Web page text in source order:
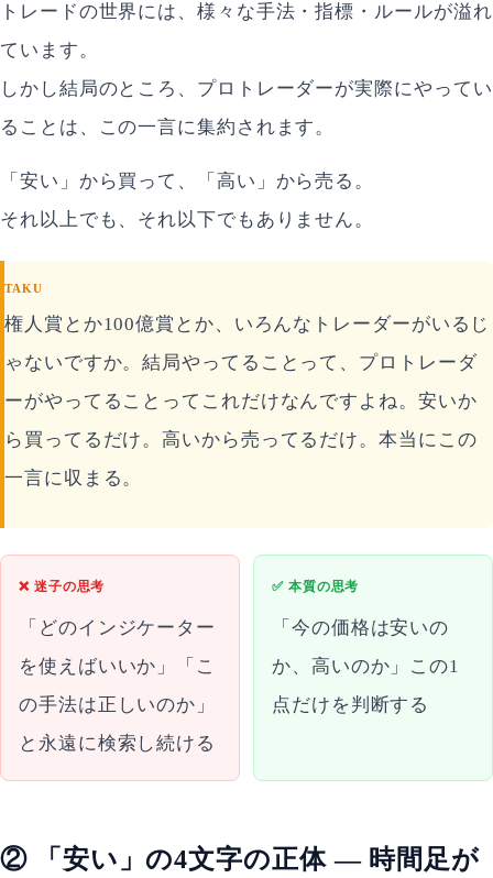
トレードの世界には、様々な手法・指標・ルールが溢れ
ています。
しかし結局のところ、プロトレーダーが実際にやってい
ることは、この一言に集約されます。
「安い」から買って、「高い」から売る。
それ以上でも、それ以下でもありません。
TAKU
権人賞とか100億賞とか、いろんなトレーダーがいるじ
ゃないですか。結局やってることって、プロトレーダ
ーがやってることってこれだけなんですよね。安いか
ら買ってるだけ。高いから売ってるだけ。本当にこの
一言に収まる。
❌ 迷子の思考
「どのインジケーター
を使えばいいか」「こ
の手法は正しいのか」
と永遠に検索し続ける
✅ 本質の思考
「今の価格は安いの
か、高いのか」この1
点だけを判断する
② 「安い」の4文字の正体 — 時間足が